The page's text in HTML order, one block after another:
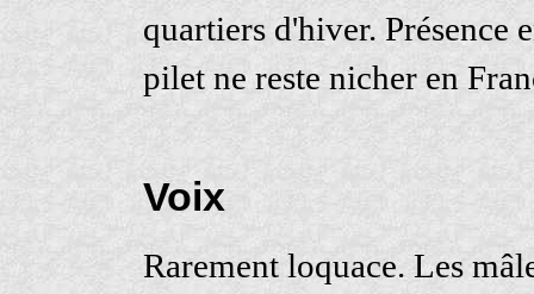
quartiers d'hiver. Présence
pilet ne reste nicher en
Voix
Rarement loquace. Les